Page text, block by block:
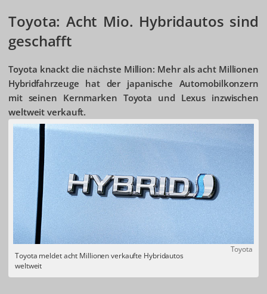
Toyota: Acht Mio. Hybridautos sind
geschafft
Toyota knackt die nächste Million: Mehr als acht Millionen
Hybridfahrzeuge hat der japanische Automobilkonzern
mit seinen Kernmarken Toyota und Lexus inzwischen
weltweit verkauft.
Toyota
Toyota meldet acht Millionen verkaufte Hybridautos
weltweit